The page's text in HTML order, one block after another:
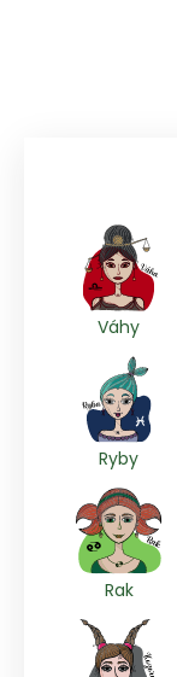
Váhy
Ryby
Rak